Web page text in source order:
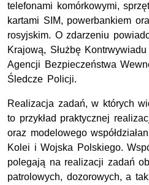
telefonami komórkowymi,
kartami SIM, powerbankiem
rosyjskim. O zdarzeniu
Krajową, Służbę
Agencji Bezpieczeństwa
Śledcze Policji.
Realizacja zadań, w których
to przykład praktycznej
oraz modelowego
Kolei i Wojska Polskiego.
polegają na realizacji zadań
patrolowych, dozorowych, a